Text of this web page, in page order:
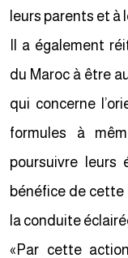
leurs parents et à
Il a également
du Maroc à être
qui concerne
formules à
poursuivre
bénéfice de cette
la conduite
«Par cette